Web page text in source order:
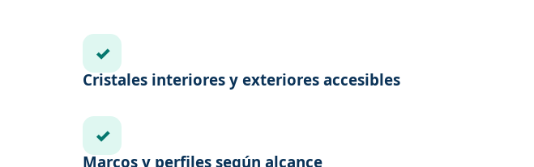
✓
Cristales interiores y exteriores accesibles
✓
Marcos y perfiles según alcance